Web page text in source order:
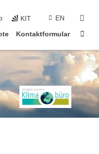
KIT EN
Kontaktformular